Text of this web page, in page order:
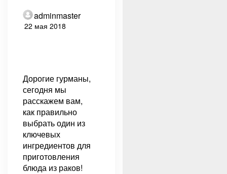
adminmaster
22 мая 2018
Дорогие гурманы,
сегодня мы
расскажем вам,
как правильно
выбрать один из
ключевых
ингредиентов для
приготовления
блюда из раков!